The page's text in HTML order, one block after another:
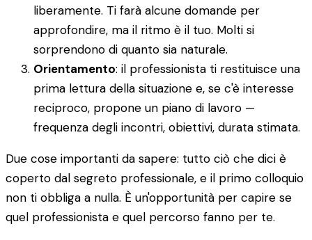
liberamente. Ti farà alcune domande per
approfondire, ma il ritmo è il tuo. Molti si
sorprendono di quanto sia naturale.
Orientamento: il professionista ti restituisce una
prima lettura della situazione e, se c'è interesse
reciproco, propone un piano di lavoro —
frequenza degli incontri, obiettivi, durata stimata.
Due cose importanti da sapere: tutto ciò che dici è
coperto dal segreto professionale, e il primo colloquio
non ti obbliga a nulla. È un'opportunità per capire se
quel professionista e quel percorso fanno per te.